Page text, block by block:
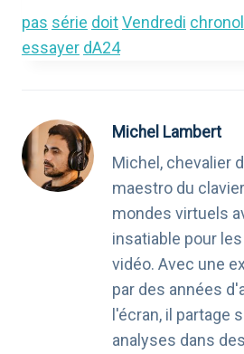
pas série doitVendredi
essayer dA24
Michel Lambert
Michel, chevalier
maestro du
mondes virtuels
insatiable pour
vidéo. Avec une
par des années
l'écran, il partage
analyses dans